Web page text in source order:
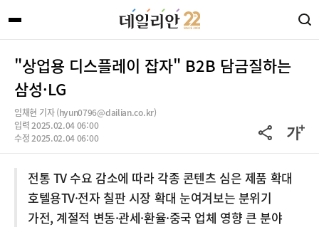
"상업용 디스플레이 잡자" B2B 담금질하는
삼성·LG
임채현 기자 (hyun0796@dailian.co.kr)
입력 2025.02.04 06:00
수정 2025.02.04 06:00
전통 TV 수요 감소에 따라 각종 콘텐츠 심은 제품 확대
호텔용TV·전자 칠판 시장 확대 눈여겨보는 분위기
가전, 계절적 변동·관세·환율·중국 업체 영향 큰 분야